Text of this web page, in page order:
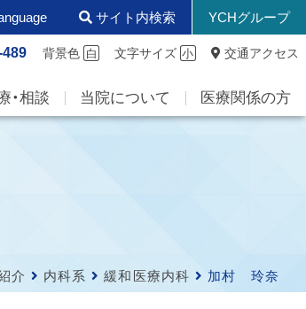
・相談 当院について 医療関係の方
サイト内検索 YCHグループ
489 背景色 白 文字サイズ 小 交通アクセス
介 内科系 緩和医療内科 加村 玲奈